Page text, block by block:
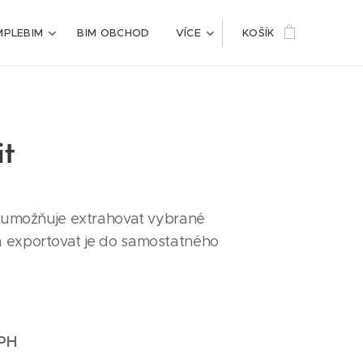
BIM OBCHOD VÍCE KOŠÍK
extrahovat vybrané
je do samostatného